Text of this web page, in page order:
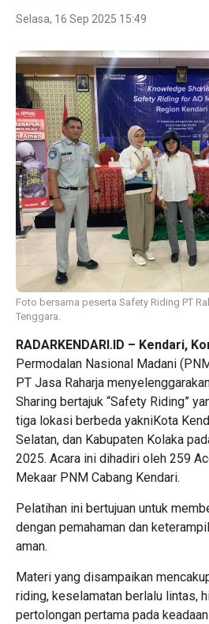
Selasa, 16 Sep 2025 15:49
Foto bersama peserta Safety Riding PT
Tenggara.
RADARKENDARI.ID – Kendari,
Permodalan Nasional Madani
PT Jasa Raharja
Sharing bertajuk “Safety Riding”
tiga lokasi berbeda yakniKota
Selatan, dan Kabupaten Kolaka
2025. Acara ini dihadiri oleh 259
Mekaar PNM Cabang Kendari.
Pelatihan ini bertujuan untuk
dengan pemahaman dan
aman.
Materi yang disampaikan
riding, keselamatan berlalu lintas,
pertolongan pertama pada